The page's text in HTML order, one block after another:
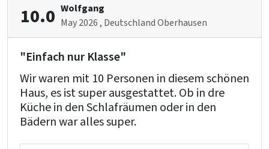
Bedroom
Pillows
Duvets
bed: 24
Bedrooms: 9
Remainder
Dutch TV channels
Cycling and mountain biking routes
10.0 Wolfgang
May 2026, Deutschland Oberhausen
"Einfach nur Klasse"
Wir waren mit 10 Personen in diesem schönen
Haus, es ist super ausgestattet. Ob in dre
Küche in den Schlafräumen oder in den
Bädern war alles super.